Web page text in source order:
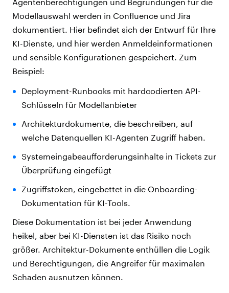
Modellauswahl werden in Confluence und Jira
dokumentiert. Hier befindet sich der Entwurf für Ihre
KI-Dienste, und hier werden Anmeldeinformationen
und sensible Konfigurationen gespeichert. Zum
Beispiel:
Deployment-Runbooks mit hardcodierten API-
Schlüsseln für Modellanbieter
Architekturdokumente, die beschreiben, auf
welche Datenquellen KI-Agenten Zugriff haben.
Systemeingabeaufforderungsinhalte in Tickets zur
Überprüfung eingefügt
Zugriffstoken, eingebettet in die Onboarding-
Dokumentation für KI-Tools.
Diese Dokumentation ist bei jeder Anwendung
heikel, aber bei KI-Diensten ist das Risiko noch
größer. Architektur-Dokumente enthüllen die Logik
und Berechtigungen, die Angreifer für maximalen
Schaden ausnutzen können.